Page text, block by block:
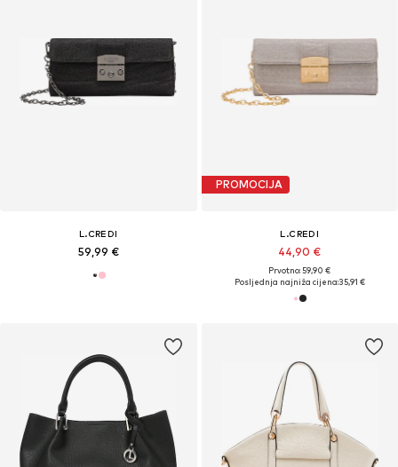
L.CREDI
59,99 €
PROMOCIJA
L.CREDI
44,90 €
Prvotno: 59,90 €
Posljednja najniža cijena:35,91 €